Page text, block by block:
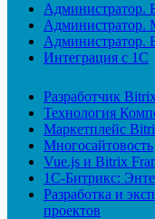
Администратор.
Администратор.
Администратор.
Интеграция с 1С
Разработчик
Технология
Маркетплейс
Многосайтовость
Vue.js и Bitrix
1С-Битрикс:
Разработка и
проектов